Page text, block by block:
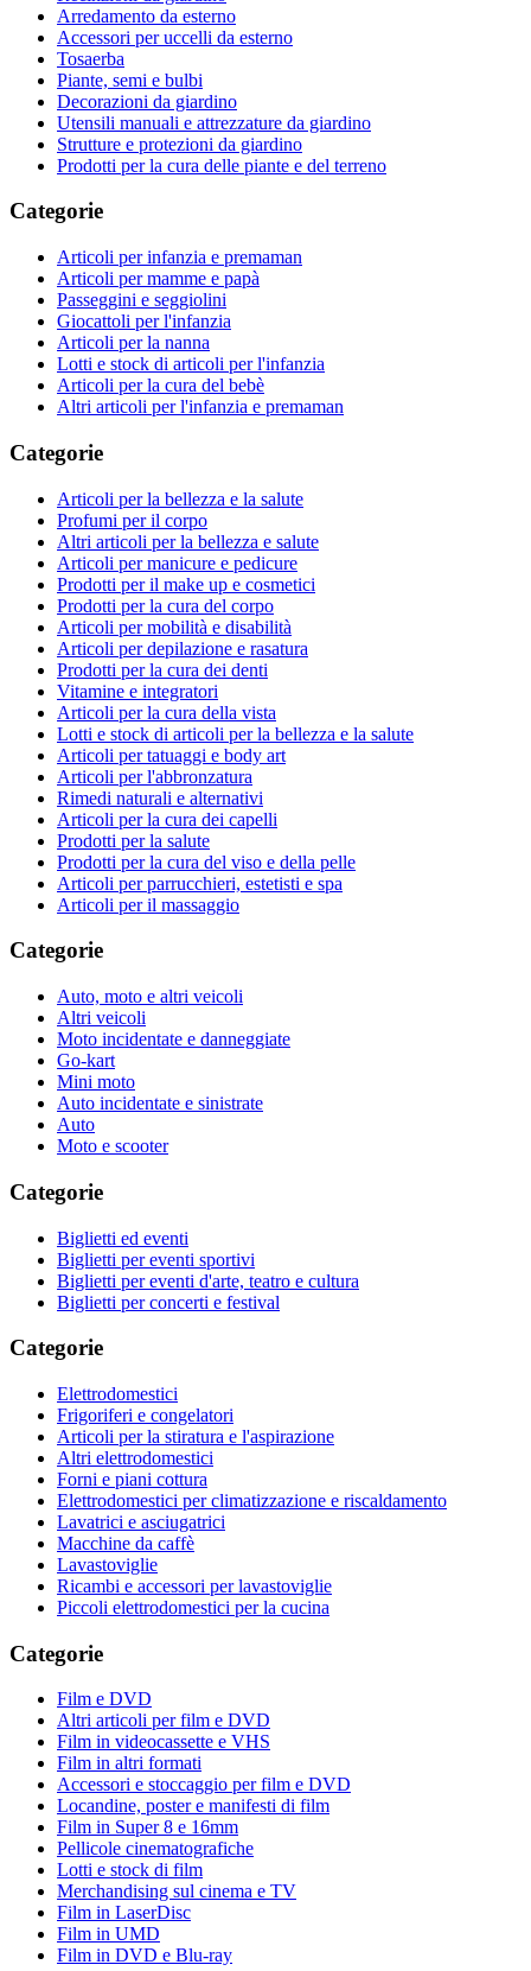
Arredamento da esterno
Accessori per uccelli da esterno
Tosaerba
Piante, semi e bulbi
Decorazioni da giardino
Utensili manuali e attrezzature da giardino
Strutture e protezioni da giardino
Prodotti per la cura delle piante e del terreno
Categorie
Articoli per infanzia e premaman
Articoli per mamme e papà
Passeggini e seggiolini
Giocattoli per l'infanzia
Articoli per la nanna
Lotti e stock di articoli per l'infanzia
Articoli per la cura del bebè
Altri articoli per l'infanzia e premaman
Categorie
Articoli per la bellezza e la salute
Profumi per il corpo
Altri articoli per la bellezza e salute
Articoli per manicure e pedicure
Prodotti per il make up e cosmetici
Prodotti per la cura del corpo
Articoli per mobilità e disabilità
Articoli per depilazione e rasatura
Prodotti per la cura dei denti
Vitamine e integratori
Articoli per la cura della vista
Lotti e stock di articoli per la bellezza e la salute
Articoli per tatuaggi e body art
Articoli per l'abbronzatura
Rimedi naturali e alternativi
Articoli per la cura dei capelli
Prodotti per la salute
Prodotti per la cura del viso e della pelle
Articoli per parrucchieri, estetisti e spa
Articoli per il massaggio
Categorie
Auto, moto e altri veicoli
Altri veicoli
Moto incidentate e danneggiate
Go-kart
Mini moto
Auto incidentate e sinistrate
Auto
Moto e scooter
Categorie
Biglietti ed eventi
Biglietti per eventi sportivi
Biglietti per eventi d'arte, teatro e cultura
Biglietti per concerti e festival
Categorie
Elettrodomestici
Frigoriferi e congelatori
Articoli per la stiratura e l'aspirazione
Altri elettrodomestici
Forni e piani cottura
Elettrodomestici per climatizzazione e riscaldamento
Lavatrici e asciugatrici
Macchine da caffè
Lavastoviglie
Ricambi e accessori per lavastoviglie
Piccoli elettrodomestici per la cucina
Categorie
Film e DVD
Altri articoli per film e DVD
Film in videocassette e VHS
Film in altri formati
Accessori e stoccaggio per film e DVD
Locandine, poster e manifesti di film
Film in Super 8 e 16mm
Pellicole cinematografiche
Lotti e stock di film
Merchandising sul cinema e TV
Film in LaserDisc
Film in UMD
Film in DVD e Blu-ray